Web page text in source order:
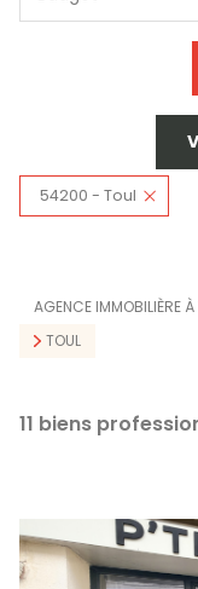
54200 - Toul
AGENCE IMMOBILIÈRE
TOUL
11 biens